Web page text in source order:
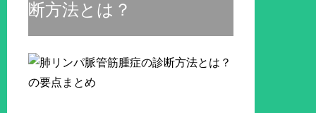
断方法とは？